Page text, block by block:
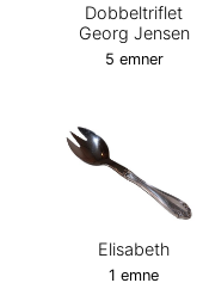
Dobbeltriflet
Georg Jensen
5 emner
Elisabeth
1 emne